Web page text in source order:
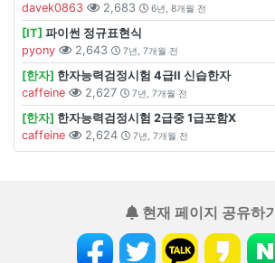
davek0863
2,683 6년, 8개월 전
[IT] 파이썬 정규표현식
pyony
2,643 7년, 7개월 전
[한자] 한자능력검정시험 4급II 신습한자
caffeine
2,627 7년, 7개월 전
[한자] 한자능력검정시험 2급중 1급포함X
caffeine
2,624 7년, 7개월 전
현재 페이지 공유하기